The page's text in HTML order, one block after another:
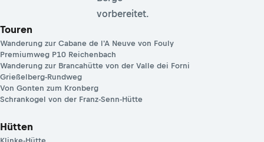
vorbereitet.
Touren
Wanderung zur Cabane de l'A Neuve von Fouly
Premiumweg P10 Reichenbach
Wanderung zur Brancahütte von der Valle dei Forni
Grießelberg-Rundweg
Von Gonten zum Kronberg
Schrankogel von der Franz-Senn-Hütte
Hütten